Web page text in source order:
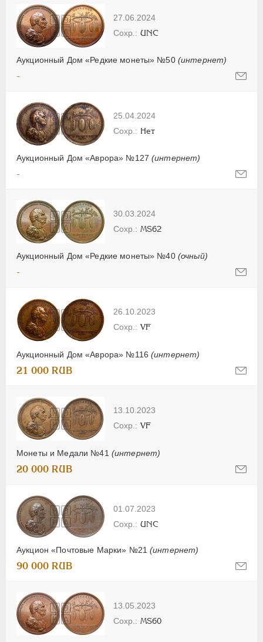
27.06.2024
Аукционный Дом «Редкие монеты» №50 (интернет)
UNC
-
25.04.2024
Аукционный Дом «Аврора» №127(интернет)
Нет
-
30.03.2024
Аукционный Дом «Редкие монеты» №40 (очный)
MS62
-
26.10.2023
Аукционный Дом «Аврора» №116(интернет)
VF
21 000 RUB
13.10.2023
Монеты и Медали №41 (интернет)
VF
20 000 RUB
01.07.2023
Аукцион «Почтовые Марки» №21(интернет)
UNC
90 000 RUB
13.05.2023
MS60